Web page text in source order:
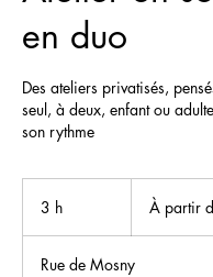
en duo
Des ateliers privatisés,
seul, à deux, enfant ou
son rythme
3 h
partir
euros
À partir
Rue de Mosny